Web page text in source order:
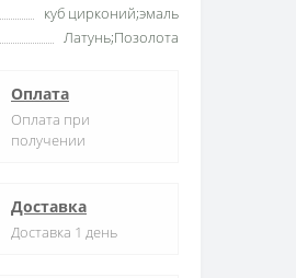
куб цирконий;эмаль
Латунь;Позолота
Оплата
Оплата при
получении
Доставка
Доставка 1 день